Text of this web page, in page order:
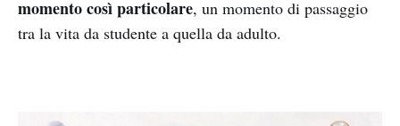
momento così particolare, un momento di passaggio
tra la vita da studente a quella da adulto.